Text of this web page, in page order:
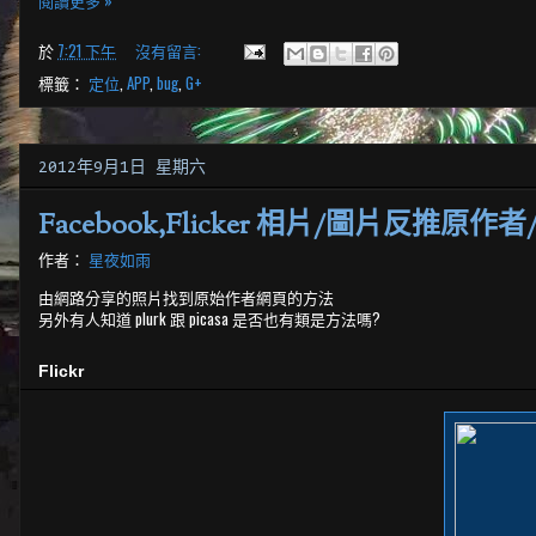
於 7:21 下午
沒有留言:
標籤： 定位,APP,bug,G+
2012年9月1日 星期六
Facebook,Flicker 相片/圖片反推原作
作者： 星夜如雨
由網路分享的照片找到原始作者網頁的方法
另外有人知道 plurk 跟 picasa 是否也有類是方法嗎?
Flickr